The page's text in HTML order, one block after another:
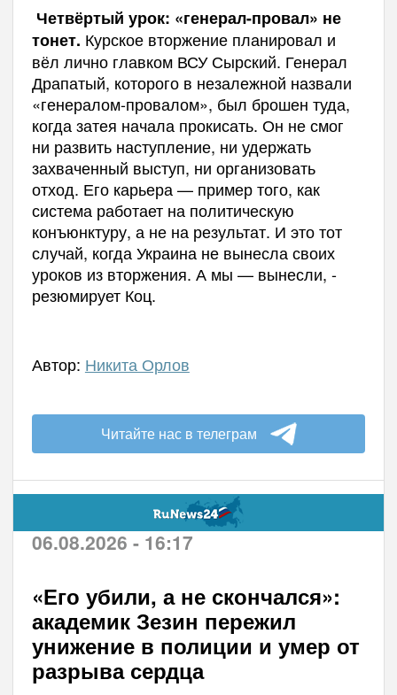
Четвёртый урок: «генерал-провал» не
тонет. Курское вторжение планировал и
вёл лично главком ВСУ Сырский. Генерал
Драпатый, которого в незалежной назвали
«генералом-провалом», был брошен туда,
когда затея начала прокисать. Он не смог
ни развить наступление, ни удержать
захваченный выступ, ни организовать
отход. Его карьера — пример того, как
система работает на политическую
конъюнктуру, а не на результат. И это тот
случай, когда Украина не вынесла своих
уроков из вторжения. А мы — вынесли, -
резюмирует Коц.
Автор: Никита Орлов
Читайте нас в телеграм
06.08.2026 - 16:17
«Его убили, а не скончался»:
академик Зезин пережил
унижение в полиции и умер от
разрыва сердца